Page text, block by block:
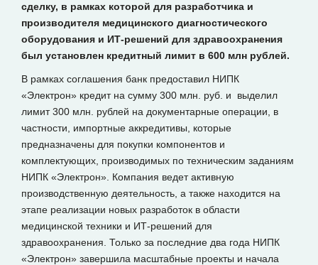
сделку, в рамках которой для разработчика и
производителя медицинского диагностического
оборудования и ИТ-решений для здравоохранения
был установлен кредитный лимит в 600 млн рублей.
В рамках соглашения банк предоставил НИПК
«Электрон» кредит на сумму 300 млн. руб. и выделил
лимит 300 млн. рублей на документарные операции, в
частности, импортные аккредитивы, которые
предназначены для покупки компонентов и
комплектующих, производимых по техническим заданиям
НИПК «Электрон». Компания ведет активную
производственную деятельность, а также находится на
этапе реализации новых разработок в области
медицинской техники и ИТ-решений для
здравоохранения. Только за последние два года НИПК
«Электрон» завершила масштабные проекты и начала